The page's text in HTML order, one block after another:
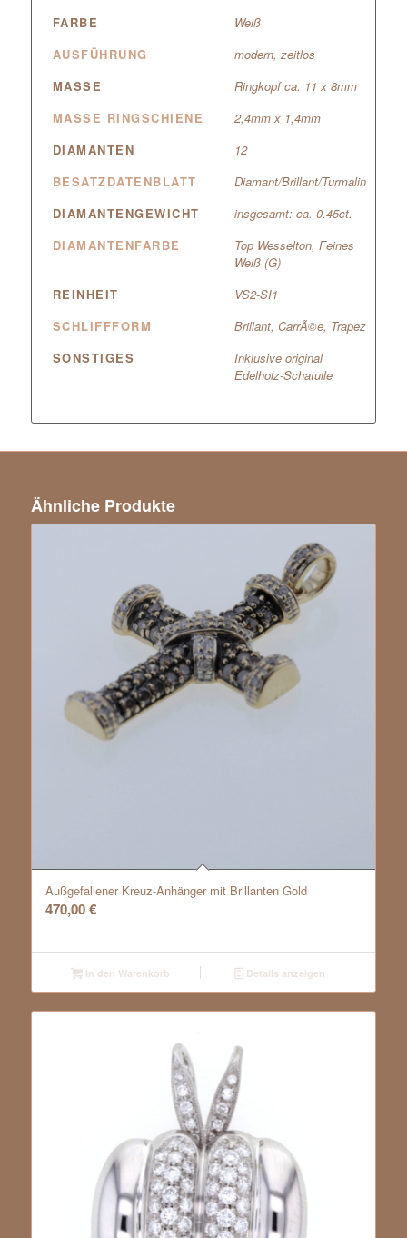
FARBE
Weiß
AUSFÜHRUNG
modern, zeitlos
MASSE
Ringkopf ca. 11 x 8mm
MASSE RINGSCHIENE
2,4mm x 1,4mm
DIAMANTEN
12
BESATZDATENBLATT
Diamant/Brillant/Turmalin
DIAMANTENGEWICHT
insgesamt: ca. 0.45ct.
DIAMANTENFARBE
Top Wesselton, Feines
Weiß (G)
REINHEIT
VS2-SI1
SCHLIFFFORM
Brillant, CarrÃ©e, Trapez
SONSTIGES
Inklusive original
Edelholz-Schatulle
Ähnliche Produkte
Außgefallener Kreuz-Anhänger mit Brillanten Gold
470,00€
In den Warenkorb Details anzeigen